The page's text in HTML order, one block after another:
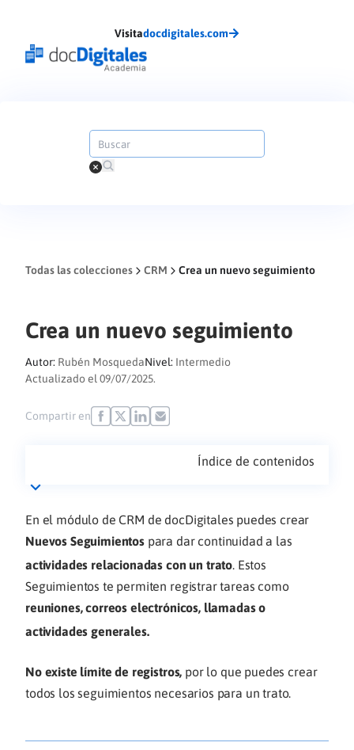
Visitadocdigitales.com
Todas las colecciones CRM Crea un nuevo seguimiento
Crea un nuevo seguimiento
Autor: Rubén MosquedaNivel: Intermedio
Actualizado el 09/07/2025.
Compartir en
Índice de contenidos
En el módulo de CRM de docDigitales puedes crear
Nuevos Seguimientospara dar continuidad a las
actividades relacionadas con un trato. Estos
Seguimientos te permiten registrar tareas como
reuniones, correos electrónicos, llamadas o
actividades generales.
No existe límite de registros, por lo que puedes crear
todos los seguimientos necesarios para un trato.